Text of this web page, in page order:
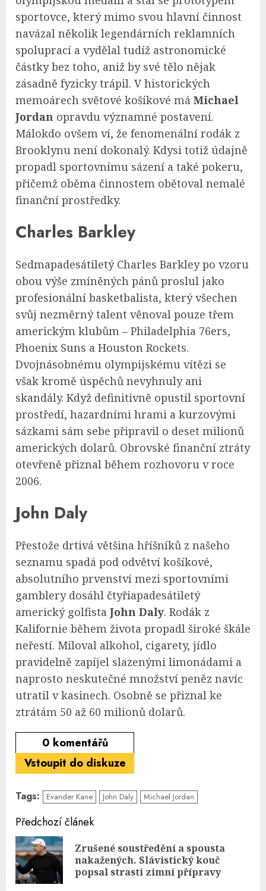
sportovce, který mimo svou hlavní činnost
navázal několik legendárních reklamních
spoluprací a vydělal tudíž astronomické
částky bez toho, aniž by své tělo nějak
zásadně fyzicky trápil. V historických
memoárech světové košíkové má Michael
Jordan opravdu významné postavení.
Málokdo ovšem ví, že fenomenální rodák z
Brooklynu není dokonalý. Kdysi totiž údajně
propadl sportovnímu sázení a také pokeru,
přičemž oběma činnostem obětoval nemalé
finanční prostředky.
Charles Barkley
Sedmapadesátiletý Charles Barkley po vzoru
obou výše zmíněných pánů proslul jako
profesionální basketbalista, který všechen
svůj nezměrný talent věnoval pouze třem
americkým klubům – Philadelphia 76ers,
Phoenix Suns a Houston Rockets.
Dvojnásobnému olympijskému vítězi se
však kromě úspěchů nevyhnuly ani
skandály. Když definitivně opustil sportovní
prostředí, hazardními hrami a kurzovými
sázkami sám sebe připravil o deset milionů
amerických dolarů. Obrovské finanční ztráty
otevřeně přiznal během rozhovoru v roce
2006.
John Daly
Přestože drtivá většina hříšníků z našeho
seznamu spadá pod odvětví košíkové,
absolutního prvenství mezi sportovními
gamblery dosáhl čtyřiapadesátiletý
americký golfista John Daly. Rodák z
Kalifornie během života propadl široké škále
neřestí. Miloval alkohol, cigarety, jídlo
pravidelně zapíjel slazenými limonádami a
naprosto neskutečné množství peněz navíc
utratil v kasinech. Osobně se přiznal ke
ztrátám 50 až 60 milionů dolarů.
0 komentářů
Vstoupit do diskuze
Tags: Evander Kane John Daly Michael Jordan
Continue
Reading
Předchozí článek
Zrušené soustředění a spousta
nakažených. Slávistický kouč
popsal strasti zimní přípravy